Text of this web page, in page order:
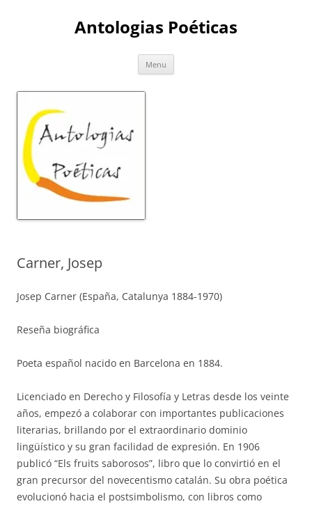
Antologias Poéticas
Menu
Carner, Josep
Josep Carner (España, Catalunya 1884-1970)
Reseña biográfica
Poeta español nacido en Barcelona en 1884.
Licenciado en Derecho y Filosofía y Letras desde los veinte
años, empezó a colaborar con importantes publicaciones
literarias, brillando por el extraordinario dominio
lingüístico y su gran facilidad de expresión. En 1906
publicó “Els fruits saborosos”, libro que lo convirtió en el
gran precursor del novecentismo catalán. Su obra poética
evolucionó hacia el postsimbolismo, con libros como